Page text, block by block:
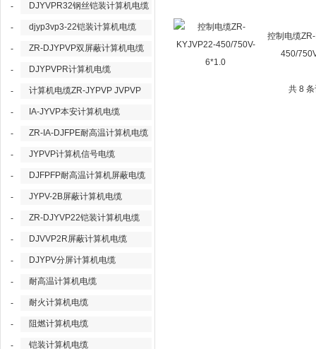
- DJYVPR32钢丝铠装计算机电缆
- djyp3vp3-22铠装计算机电缆
- ZR-DJYPVP双屏蔽计算机电缆
- DJYPVPR计算机电缆
- 计算机电缆ZR-JYPVP JVPVP
- IA-JYVP本安计算机电缆
- ZR-IA-DJFPE耐高温计算机电缆
- JYPVP计算机信号电缆
- DJFPFP耐高温计算机屏蔽电缆
- JYPV-2B屏蔽计算机电缆
- ZR-DJYVP22铠装计算机电缆
- DJVVP2R屏蔽计算机电缆
- DJYPV分屏计算机电缆
- 耐高温计算机电缆
- 耐火计算机电缆
- 阻燃计算机电缆
- 铠装计算机电缆
控制电缆
450/
共 8